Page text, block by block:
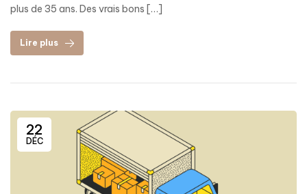
plus de 35 ans. Des vrais bons […]
Lire plus
22
DÉC